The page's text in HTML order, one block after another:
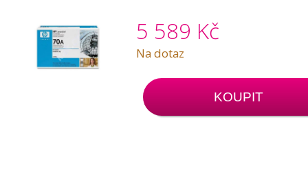
5 589 Kč
Na dotaz
KOUPIT